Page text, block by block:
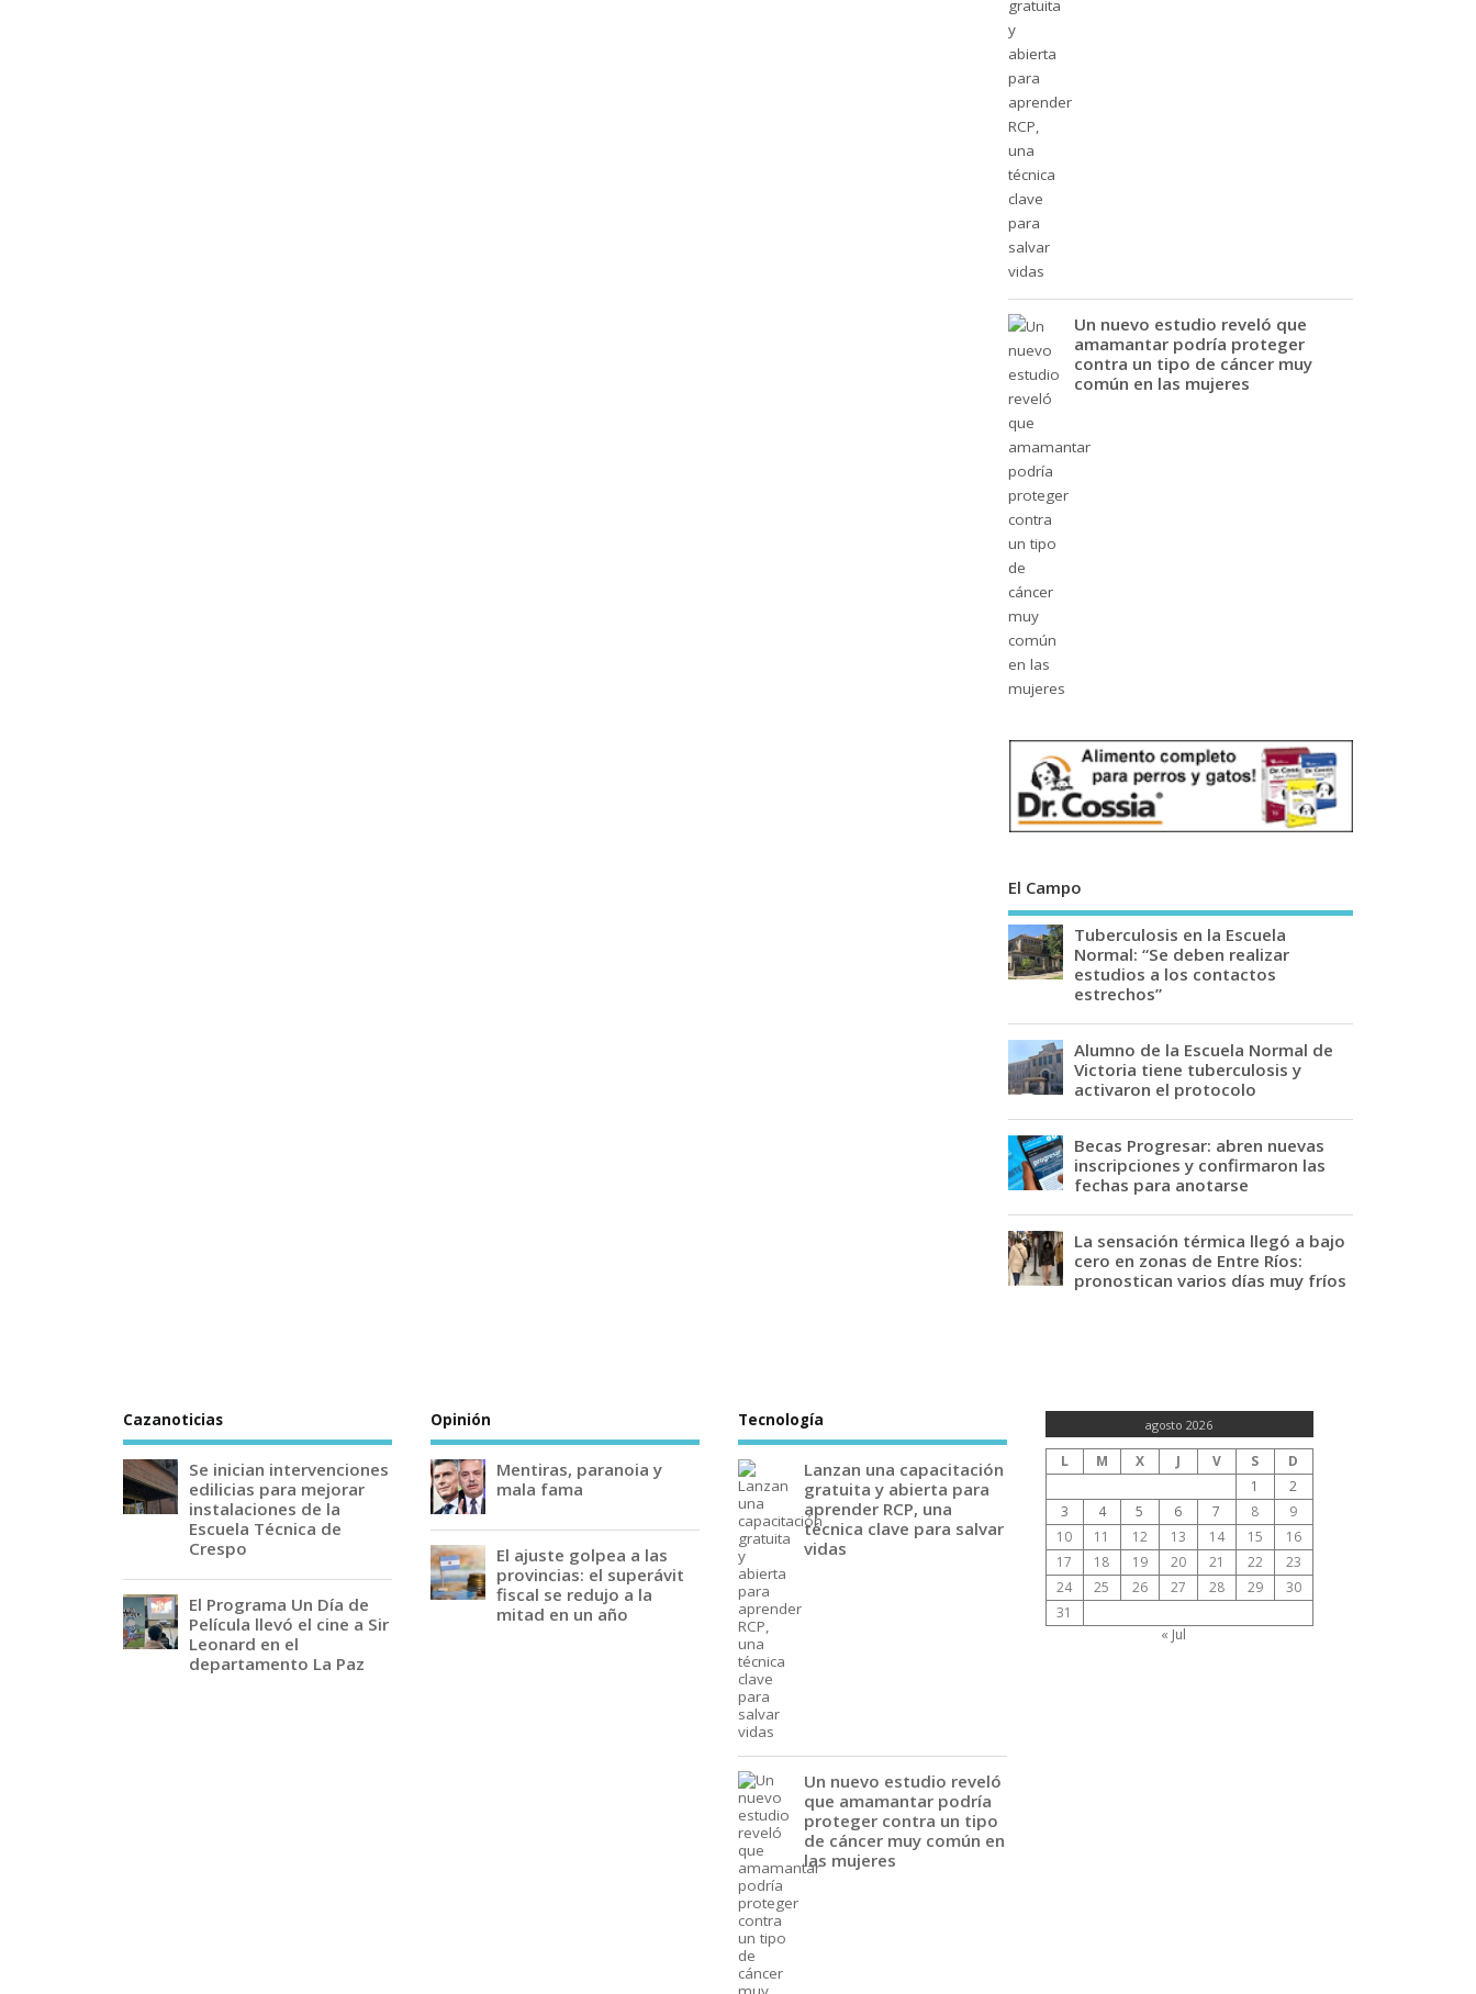
Un nuevo estudio reveló que
amamantar podría proteger
contra un tipo de cáncer muy
común en las mujeres
El Campo
Tuberculosis en la Escuela
Normal: “Se deben realizar
estudios a los contactos
estrechos”
Alumno de la Escuela Normal de
Victoria tiene tuberculosis y
activaron el protocolo
Becas Progresar: abren nuevas
inscripciones y confirmaron las
fechas para anotarse
La sensación térmica llegó a bajo
cero en zonas de Entre Ríos:
pronostican varios días muy fríos
Cazanoticias
Se inician intervenciones
edilicias para mejorar
instalaciones de la
Escuela Técnica de
Crespo
El Programa Un Día de
Película llevó el cine a Sir
Leonard en el
departamento La Paz
Opinión
Mentiras, paranoia y
mala fama
El ajuste golpea a las
provincias: el superávit
fiscal se redujo a la
mitad en un año
Tecnología
Lanzan una capacitación
gratuita y abierta para
aprender RCP, una
técnica clave para salvar
vidas
Un nuevo estudio reveló
que amamantar podría
proteger contra un tipo
de cáncer muy común en
las mujeres
agosto 2026
L M X J V S
D
1
2
3
4 5 6 7 8
9
10
11 12 13 14 15
16
17
18 19 20 21 22
23
24
25 26 27 28 29
30
31
« Jul